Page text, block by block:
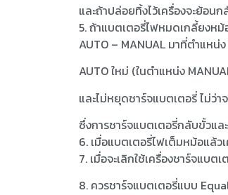
และถ้าปล่อยทิ้งไว้เครื่องจะย้อน
5. ถ้าแบตเตอรี่ไฟหมดเกลี้ยงหม้
AUTO – MANUAL มาที่ตำแหน่
AUTO ใหม่ (ในตำแหน่ง
และไม่หยุดชาร์จแบตเตอรี่ ไม่ว่
ซึ่งการชาร์จแบตเตอรี่กลับขั้วแล
6. เมื่อแบตเตอรี่ไฟเต็มหม้อแล้ว
7. เมื่อจะเลิกใช้เครื่องชาร์จแ
8. ควรชาร์จแบตเตอรี่แบบ